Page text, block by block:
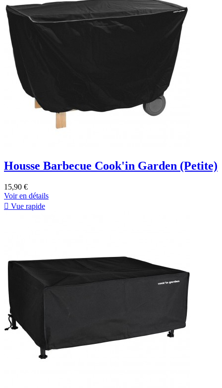
Housse Barbecue Cook'in Garden (Petite)
15,90 €
Voir en détails
 Vue rapide